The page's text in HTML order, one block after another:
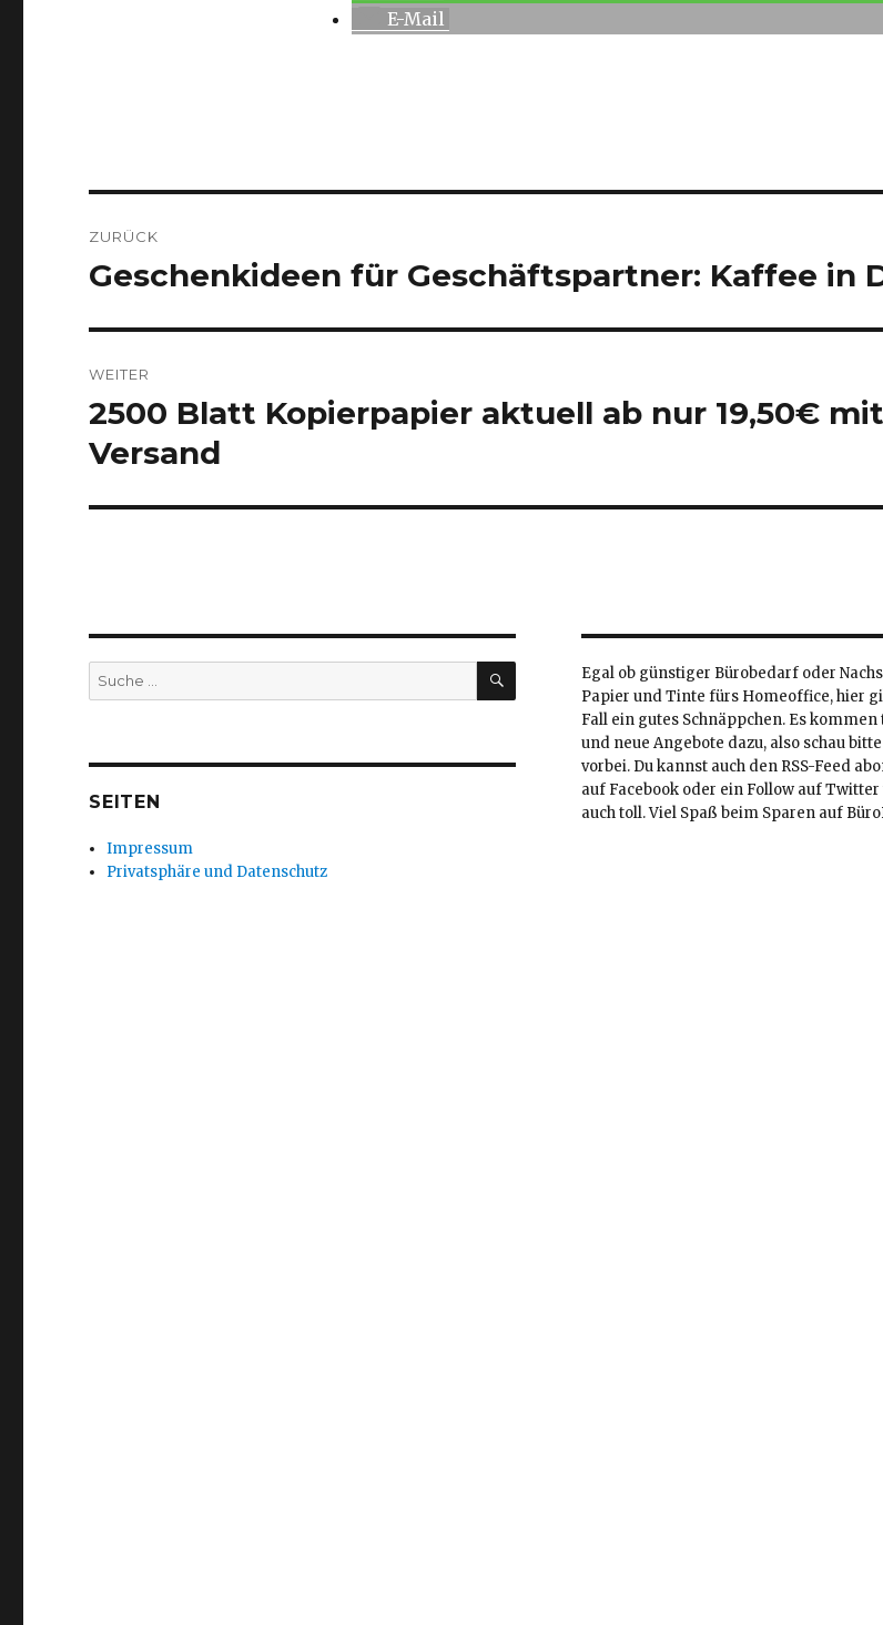
E-Mail
ZURÜCK
Vorheriger
Geschenkideen für Geschäftspartner: Kaffee in
WEITER
Nächster
Beitrag:
2500 Blatt Kopierpapier aktuell ab nur 19,50€ mit
Versand
Suche
nach:
SUCHEN
SEITEN
Impressum
Privatsphäre und Datenschutz
Egal ob günstiger Bürobedarf oder
Papier und Tinte fürs Homeoffice, hier
Fall ein gutes Schnäppchen. Es
und neue Angebote dazu, also schau
vorbei. Du kannst auch den RSS-Feed
auf Facebook oder ein Follow auf
auch toll. Viel Spaß beim Sparen auf